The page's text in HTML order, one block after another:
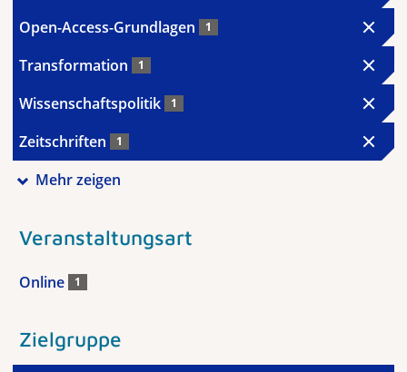
Open-Access-Grundlagen 1
Transformation 1
Wissenschaftspolitik 1
Zeitschriften 1
Mehr zeigen
Veranstaltungsart
Online 1
Zielgruppe